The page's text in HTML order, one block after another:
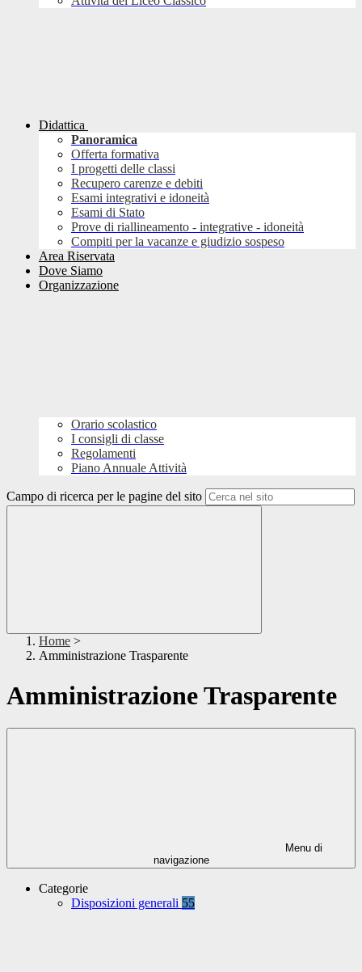
Didattica
Panoramica
Offerta formativa
I progetti delle classi
Recupero carenze e debiti
Esami integrativi e idoneità
Esami di Stato
Prove di riallineamento - integrative - idoneità
Compiti per la vacanze e giudizio sospeso
Area Riservata
Dove Siamo
Organizzazione
Orario scolastico
I consigli di classe
Regolamenti
Piano Annuale Attività
Campo di ricerca per le pagine del sito
Home >
Amministrazione Trasparente
Amministrazione Trasparente
Menu di
navigazione
Categorie
Disposizioni generali 55